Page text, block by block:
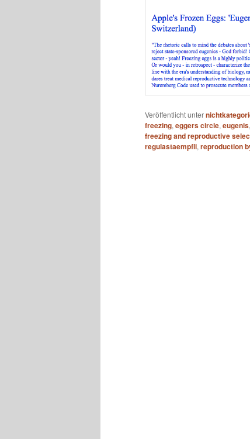
Veröffentlicht unter
freezing, eggers circle, eugenis,
freezing and reproductive
regulastaempfli, reproduction